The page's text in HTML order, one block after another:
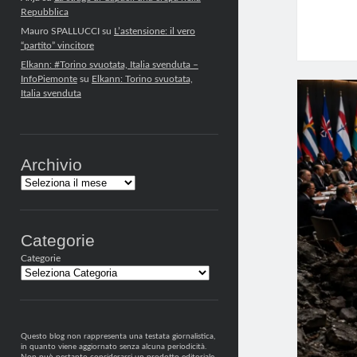
Repubblica
Mauro SPALLUCCIsu L’astensione: il vero
“partito” vincitore
Elkann: #Torino svuotata, Italia svenduta –
InfoPiemontesu Elkann: Torino svuotata,
Italia svenduta
Archivio
Archivi
Categorie
Categorie
Questo blog non rappresenta una testata giornalistica,
in quanto viene aggiornato senza alcuna periodicità.